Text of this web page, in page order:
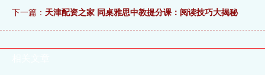
下一篇： 天津配资之家 同桌雅思中教提分课：阅读技巧大揭秘